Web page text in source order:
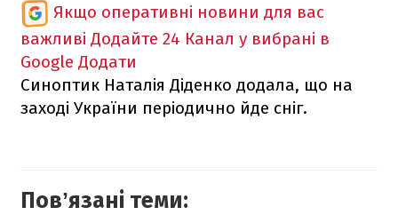
Якщо оперативні новини для вас
важливі Додайте 24 Канал у вибрані в
Google Додати
Синоптик Наталія Діденко додала, що на
заході України періодично йде сніг.
Повʼязані теми: